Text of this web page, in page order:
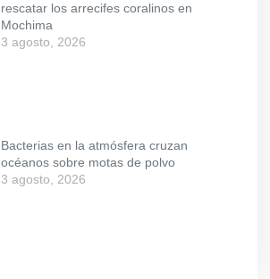
rescatar los arrecifes coralinos en
Mochima
3 agosto, 2026
Bacterias en la atmósfera cruzan
océanos sobre motas de polvo
3 agosto, 2026